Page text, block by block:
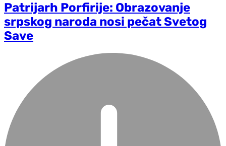
Patrijarh Porfirije: Obrazovanje
srpskog naroda nosi pečat Svetog
Save